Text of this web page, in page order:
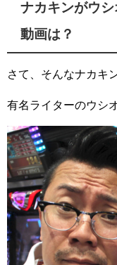
ナカキンがウ
動画は？
さて、そんなナカキ
有名ライターのウシ